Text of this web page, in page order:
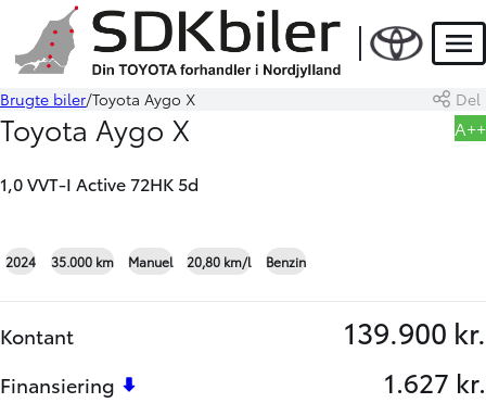
Book prøvetur Beregn byttepris
Brugte biler Toyota Aygo X Del
Toyota Aygo X
1,0 VVT-I Active 72HK 5d
A++
2024 35.000 km Manuel 20,80 km/l Benzin
Kontant 139.900 kr.
Finansiering 1.627 kr.